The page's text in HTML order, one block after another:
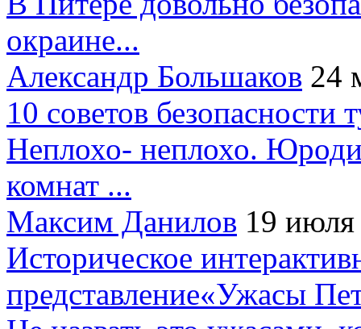
окраине...
Александр Большаков 24
10 советов безопасности
Неплохо- неплохо.
комнат ...
Максим Данилов 19
Историческое
представление«Ужасы